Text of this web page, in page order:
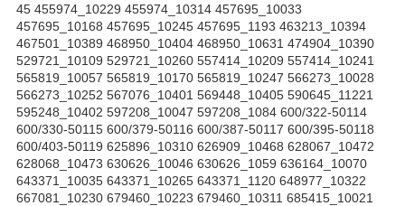
45 455974_10229 455974_10314 457695_10033
457695_10168 457695_10245 457695_1193 463213_10394
467501_10389 468950_10404 468950_10631 474904_10390
529721_10109 529721_10260 557414_10209 557414_10241
565819_10057 565819_10170 565819_10247 566273_10028
566273_10252 567076_10401 569448_10405 590645_11221
595248_10402 597208_10047 597208_1084 600/322-50114
600/330-50115 600/379-50116 600/387-50117 600/395-50118
600/403-50119 625896_10310 626909_10468 628067_10472
628068_10473 630626_10046 630626_1059 636164_10070
643371_10035 643371_10265 643371_1120 648977_10322
667081_10230 679460_10223 679460_10311 685415_10021